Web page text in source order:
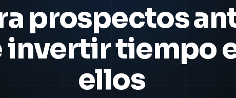
prospectos
invertir tiempo
ellos